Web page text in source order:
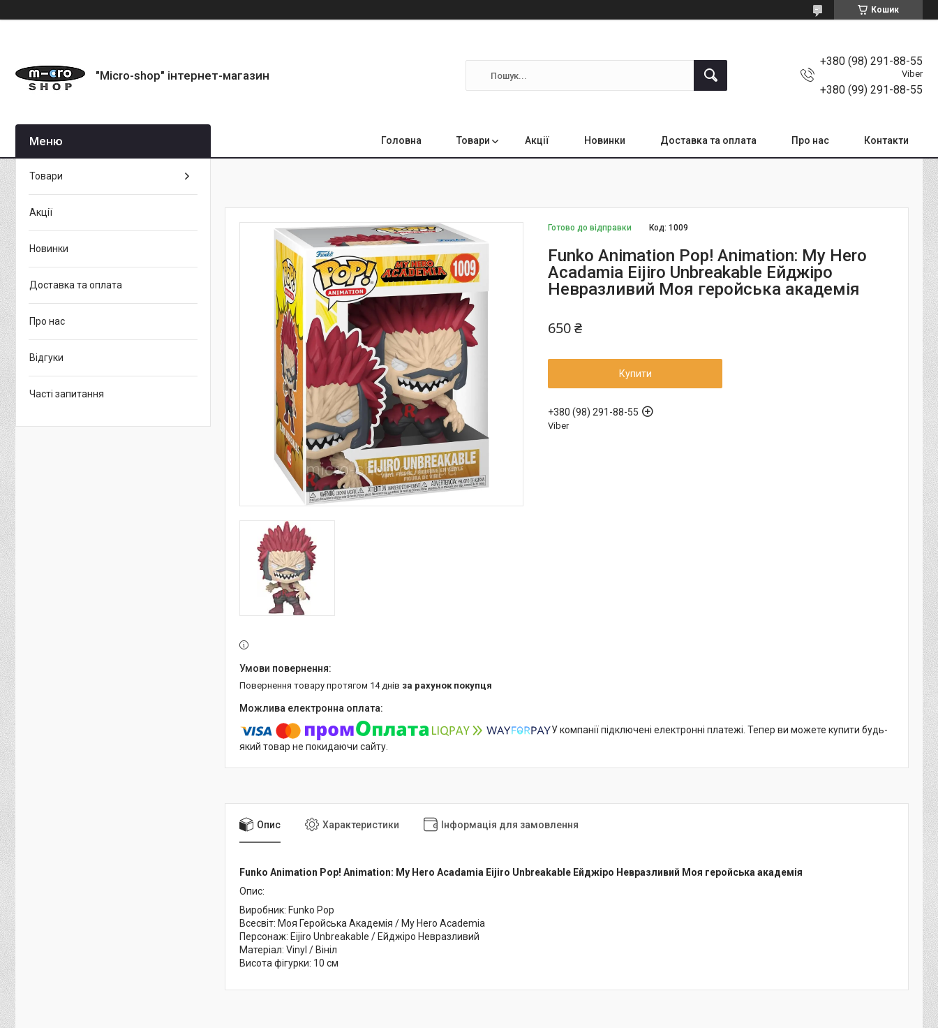
Кошик
"Micro-shop" інтернет-магазин
+380 (98) 291-88-55
Viber
+380 (99) 291-88-55
Головна Товари Акції Новинки Доставка та оплата Про нас Контакти
Готово до відправки Код:1009
Funko Animation Pop! Animation: My Hero
Acadamia Eijiro Unbreakable Ейджіро
Невразливий Моя геройська академія
650 ₴
Купити
+380 (98) 291-88-55
Viber
повернення товару протягом 14 днів за рахунок покупця
У компанії підключені електронні платежі. Тепер ви можете купити будь-
який товар не покидаючи сайту.
Опис Характеристики Інформація для замовлення
Funko Animation Pop! Animation: My Hero Acadamia Eijiro Unbreakable Ейджіро Невразливий Моя геройська академія
Опис:
Виробник: Funko Pop
Всесвіт: Моя Геройська Академія / My Hero Academia
Персонаж: Eijiro Unbreakable / Ейджіро Невразливий
Матеріал: Vinyl / Вініл
Висота фігурки: 10 см
Товари
Акції
Новинки
Доставка та оплата
Про нас
Відгуки
Часті запитання